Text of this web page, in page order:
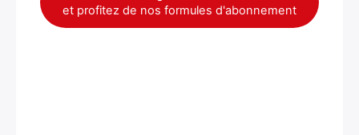
et profitez de nos formules d'abonnement